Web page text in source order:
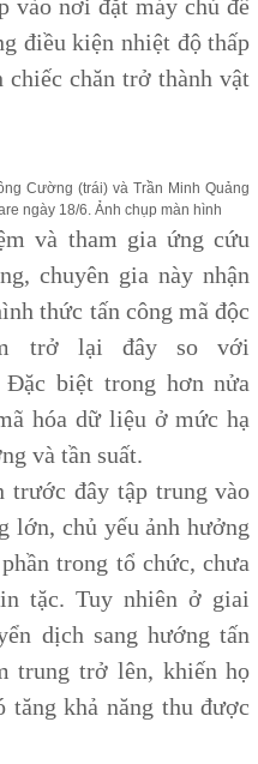
vào nơi đặt máy chủ để
điều kiện nhiệt độ thấp
chăn trở thành vật
Cường (trái) và Trần Minh Quảng
ngày 18/6. Ảnh chụp màn hình
và tham gia ứng cứu
chuyên gia này nhận
thức tấn công mã độc
trở lại đây so với
Đặc biệt trong hơn nửa
hóa dữ liệu ở mức hạ
và tần suất.
trước đây tập trung vào
lớn, chủ yếu ảnh hưởng
trong tổ chức, chưa
tặc. Tuy nhiên ở giai
dịch sang hướng tấn
trung trở lên, khiến họ
tăng khả năng thu được